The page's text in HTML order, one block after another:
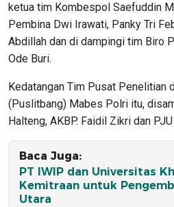
ketua tim Kombespol Saefuddin
Pembina Dwi Irawati, Panky Tri
Abdillah dan di dampingi tim Biro
Ode Buri.
Kedatangan Tim Pusat Penelitian
(Puslitbang) Mabes Polri itu,
Halteng, AKBP. Faidil Zikri dan
Baca Juga:
PT IWIP dan Universitas
Kemitraan untuk
Utara